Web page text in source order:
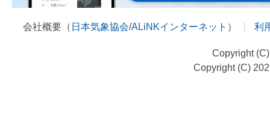
会社概要（ 日本気象協会/ALiNKインターネット ） 利
Copyright
Copyright (C)